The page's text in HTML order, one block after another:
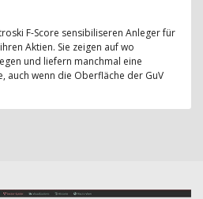
F-Score sensibiliseren Anleger für
Aktien. Sie zeigen auf wo
und liefern manchmal eine
auch wenn die Oberfläche der GuV